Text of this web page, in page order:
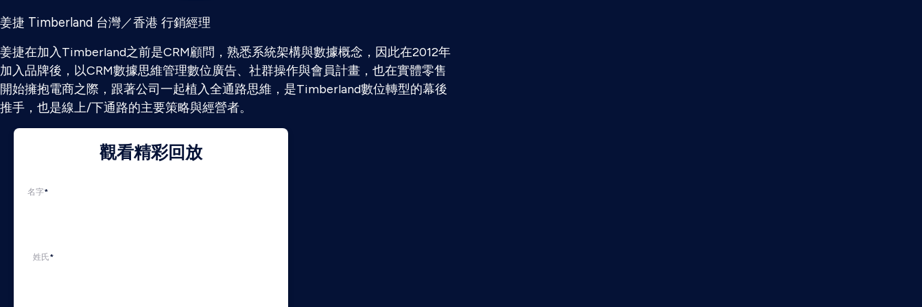
姜捷 Timberland 台灣／香港 行銷經理
姜捷在加入Timberland之前是CRM顧問，熟悉系統架構與數據概念，因此在2012年
加入品牌後，以CRM數據思維管理數位廣告、社群操作與會員計畫，也在實體零售
開始擁抱電商之際，跟著公司一起植入全通路思維，是Timberland數位轉型的幕後
推手，也是線上/下通路的主要策略與經營者。
觀看精彩回放
名字*
姓氏*